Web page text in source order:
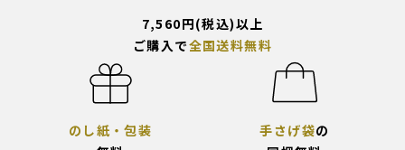
7,560円(税込)以上
ご購入で全国送料無料
のし紙・包装
手さげ袋の